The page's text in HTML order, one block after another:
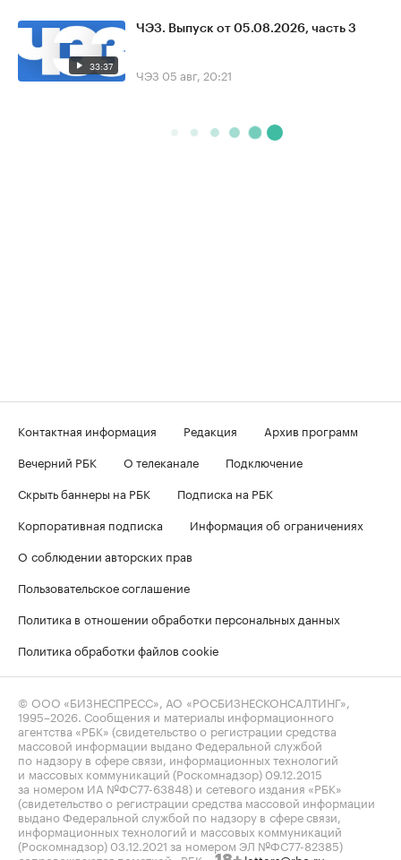
33:37
ЧЭЗ. Выпуск от 05.08.2026, часть 3
ЧЭЗ 05 авг, 20:21
Контактная информация Редакция
Архив программ
Вечерний РБК
О телеканале
Подключение
Скрыть баннеры на РБК
Подписка на РБК
Корпоративная подписка
Информация об ограничениях
О соблюдении авторских прав
Пользовательское соглашение
Политика в отношении обработки персональных данных
Политика обработки файлов cookie
© ООО «БИЗНЕСПРЕСС», АО «РОСБИЗНЕСКОНСАЛТИНГ»,
1995–2026 . Сообщения и материалы информационного
агентства «РБК» (свидетельство о регистрации средства
массовой информации выдано Федеральной службой
по надзору в сфере связи, информационных технологий
и массовых коммуникаций (Роскомнадзор) 09.12.2015
за номером ИА №ФС77-63848) и сетевого издания «РБК»
(свидетельство о регистрации средства массовой информации
выдано Федеральной службой по надзору в сфере связи,
информационных технологий и массовых коммуникаций
(Роскомнадзор) 03.12.2021 за номером ЭЛ №ФС77-82385)